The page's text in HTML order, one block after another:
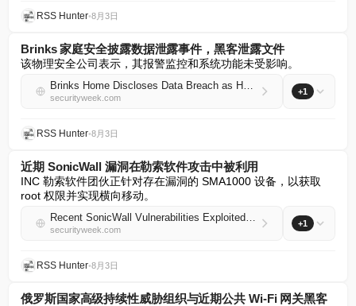
RSS Hunter•8月3日
Brinks 家庭安全披露数据泄露事件，黑客泄露文件
该物理安全公司表示，其报警监控和系统功能未受影响。
Brinks Home Discloses Data Breach as Hackers Leak Files
securityweek.com
+1
RSS Hunter•8月3日
近期 SonicWall 漏洞在勒索软件攻击中被利用
INC 勒索软件团伙正针对存在漏洞的 SMA1000 设备，以获取
root 权限并实现横向移动。
Recent SonicWall Vulnerabilities Exploited in Ransomware Attacks
securityweek.com
+1
RSS Hunter•8月3日
俄罗斯国家高级持续性威胁组织与近期公共 Wi-Fi 网关黑客